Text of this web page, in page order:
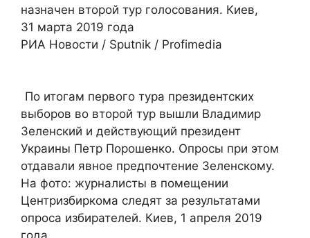
назначен второй тур голосования. Киев,
31 марта 2019 года
РИА Новости / Sputnik / Profimedia
По итогам первого тура президентских
выборов во второй тур вышли Владимир
Зеленский и действующий президент
Украины Петр Порошенко. Опросы при этом
отдавали явное предпочтение Зеленскому.
На фото: журналисты в помещении
Центризбиркома следят за результатами
опроса избирателей. Киев, 1 апреля 2019